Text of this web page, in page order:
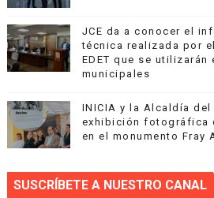
JCE da a conocer el
técnica realizada por
EDET que se
municipales
INICIA y la Alcaldía del
exhibición fotográfica
en el monumento Fray
SUSCRÍBETE A NUESTRO CANAL